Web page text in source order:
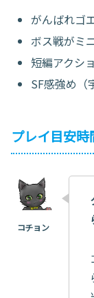
がんばれゴ
ボス戦がミ
短編アクシ
SF感強め（
プレイ目安